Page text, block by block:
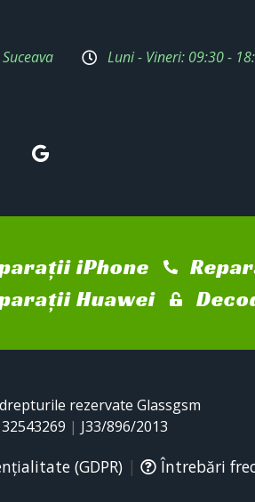
Luni - Vineri: 09:30 -
iPhone
Huawei
rezervate Glassgsm
| J33/896/2013
(GDPR) | Întrebări